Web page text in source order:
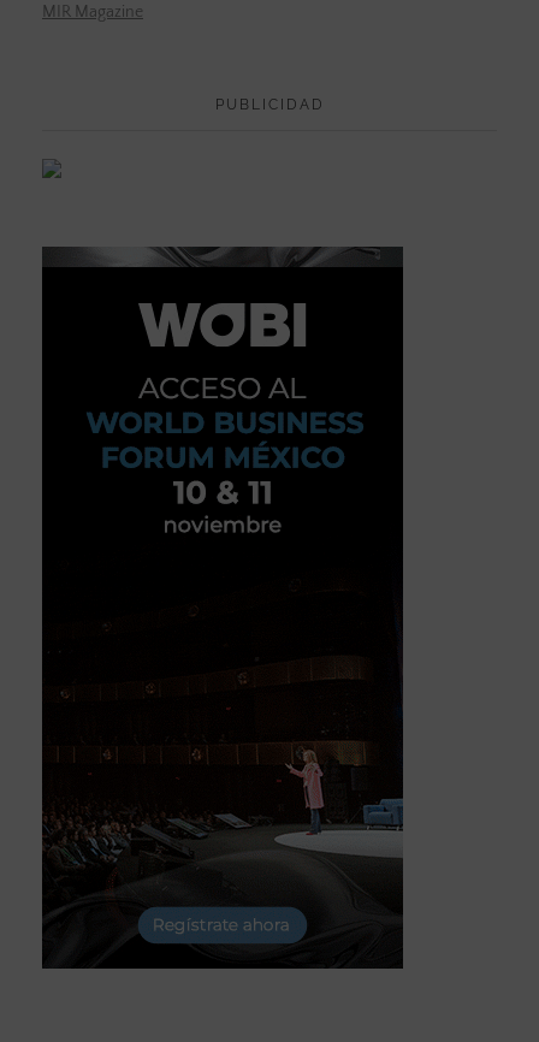
MIR Magazine
PUBLICIDAD